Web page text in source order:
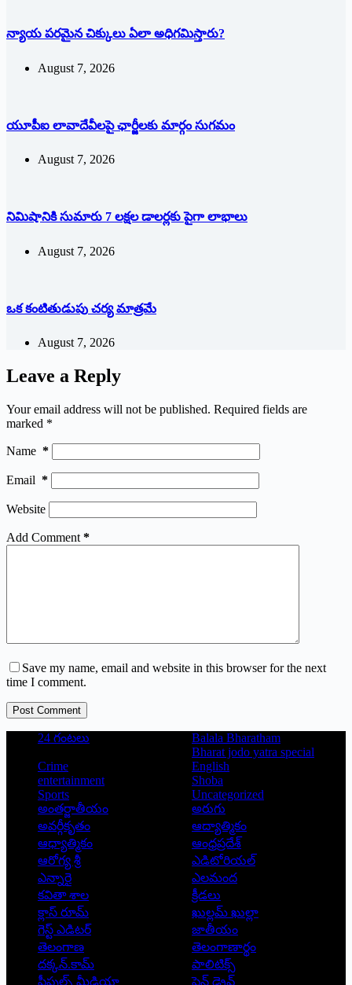
న్యాయ పరమైన చిక్కులు ఏలా అధిగమిస్తారు?
August 7, 2026
యూపీఐ లావాదేవీలపై ఛార్జీలకు మార్గం సుగమం
August 7, 2026
నిమిషానికి సుమారు 7 లక్షల డాలర్లకు పైగా లాభాలు
August 7, 2026
ఒక కంటితుడుపు చర్య మాత్రమే
August 7, 2026
Leave a Reply
Your email address will not be published. Required fields are
marked *
Name *
Email *
Website
Add Comment *
Save my name, email and website in this browser for the next
time I comment.
Post Comment
24 గంటలు
Balala Bharatham
Bharat jodo yatra special
Crime
English
entertainment
Shoba
Sports
Uncategorized
అంతర్జాతీయం
అరుగు
అవర్గీకృతం
ఆద్యాత్మికం
ఆధ్యాత్మికం
ఆంధ్రప్రదేశ్
ఆరోగ్య శ్రీ
ఎడిటోరియల్
ఎన్నారై
ఎలమంద
కవితా శాల
క్రీడలు
క్లాస్ రూమ్
ఖుల్లమ్ ఖుల్లా
గెస్ట్ ఎడిటర్
జాతీయం
తెలంగాణ
తెలంగాణార్థం
దక్కన్.కామ్
పాలిటిక్స్
పీపుల్స్ ‌మీడియా
పెన్ డ్రైవ్